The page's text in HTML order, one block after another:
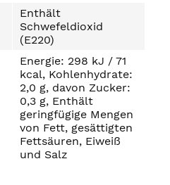
Enthält
Schwefeldioxid
(E220)
Energie: 298 kJ / 71
kcal, Kohlenhydrate:
2,0 g, davon Zucker:
0,3 g, Enthält
geringfügige Mengen
von Fett, gesättigten
Fettsäuren, Eiweiß
und Salz